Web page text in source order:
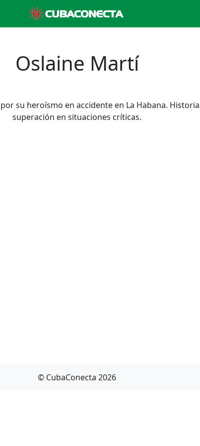
Oslaine Martí
su heroísmo en accidente en La Habana.
superación en situaciones críticas.
© CubaConecta 2026